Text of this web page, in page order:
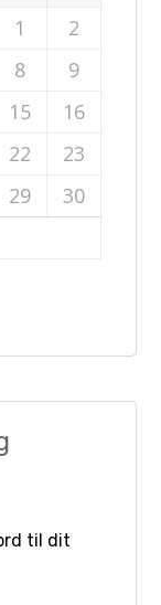
1
2
8
9
15
16
22
23
29
30
til dit